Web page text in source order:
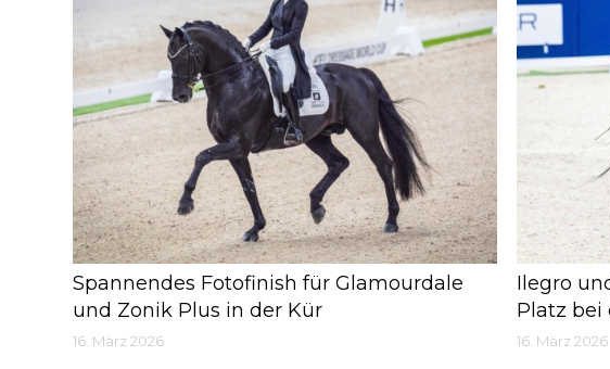
Spannendes Fotofinish für Glamourdale
und Zonik Plus in der Kür
16. März 2026
Ilegro
Platz bei
16. März 2026